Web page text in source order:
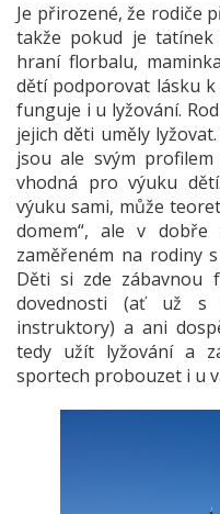
Je přirozené, že rodiče
takže pokud je
hraní florbalu,
dětí podporovat lásku
funguje i u lyžování.
jejich děti uměly
jsou ale svým
vhodná pro výuku
výuku sami, může
domem“, ale v dobře
zaměřeném na rodiny
Děti si zde zábavnou
dovednosti (ať už s
instruktory) a ani
tedy užít lyžování a
sportech probouzet i u